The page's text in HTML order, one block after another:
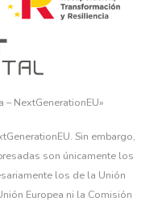
– NextGenerationEU»
Sin embargo,
son únicamente los
los de la Unión
Europea ni la Comisión